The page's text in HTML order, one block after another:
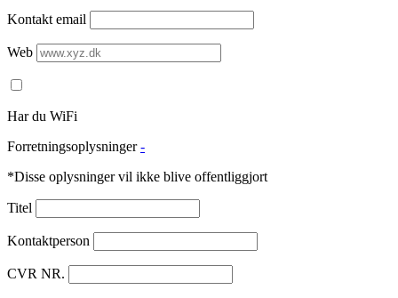
Kontakt email
Web
Har du WiFi
Forretningsoplysninger -
*Disse oplysninger vil ikke blive offentliggjort
Titel
Kontaktperson
CVR NR.